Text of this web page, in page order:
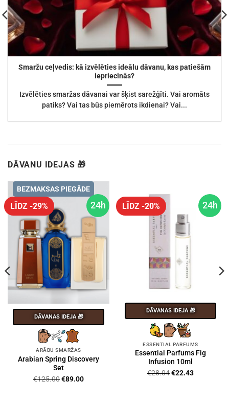
Smaržu ceļvedis: kā izvēlēties ideālu dāvanu, kas patiešām
iepriecinās?
Izvēlēties smaržas dāvanai var šķist sarežģīti. Vai aromāts
patiks? Vai tas būs piemērots ikdienai? Vai...
DĀVANU IDEJAS 🎁
24h
LĪDZ -29%
BEZMAKSAS PIEGĀDE
DĀVANAS IDEJA 🎁
ARĀBU SMARŽAS
Arabian Spring Discovery
Set
€125.00Original
€89.00Current
24h
LĪDZ -20%
DĀVANAS IDEJA 🎁
ESSENTIAL PARFUMS
Essential Parfums Fig
Infusion 10ml
€28.04Original
€22.43Current